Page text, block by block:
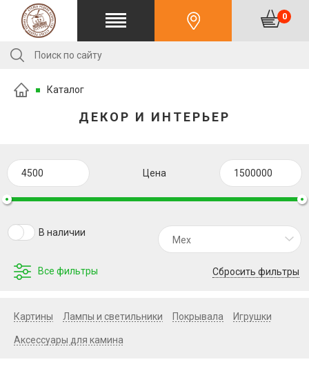
0
Каталог
ДЕКОР И ИНТЕРЬЕР
Цена
В наличии
Мех
Все фильтры Сбросить фильтры
Картины Лампы и светильники Покрывала Игрушки
Аксессуары для камина